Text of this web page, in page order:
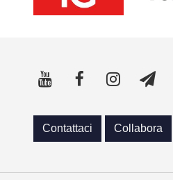
Contattaci Collabora